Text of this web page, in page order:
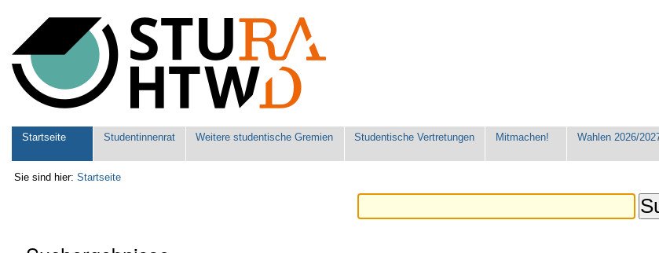
Werkzeuge
Sektionen
Startseite Studentinnenrat Weitere studentische Gremien Studentische Vertretungen Mitmachen! Wahlen 2026/
Sie sind hier: Startseite